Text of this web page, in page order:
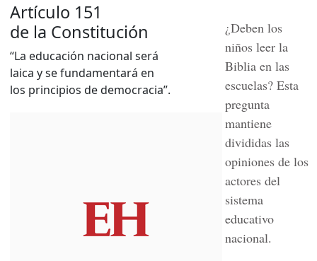
Artículo 151
de la Constitución
“La educación nacional será
laica y se fundamentará en
los principios de democracia”.
¿Deben los
niños leer la
Biblia en las
escuelas? Esta
pregunta
mantiene
divididas las
opiniones de los
actores del
sistema
educativo
nacional.